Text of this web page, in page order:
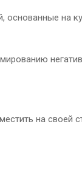
на
на своей